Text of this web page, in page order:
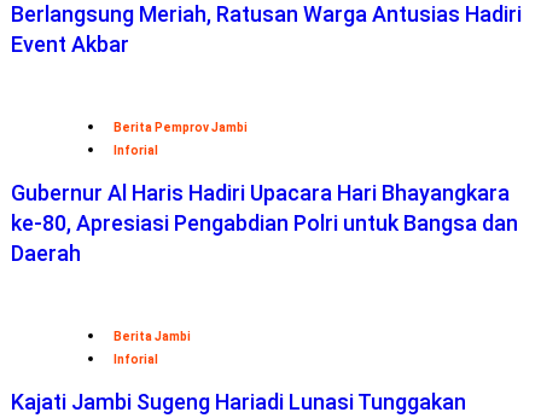
Berlangsung Meriah, Ratusan Warga Antusias Hadiri
Event Akbar
Berita Pemprov Jambi
Inforial
Gubernur Al Haris Hadiri Upacara Hari Bhayangkara
ke-80, Apresiasi Pengabdian Polri untuk Bangsa dan
Daerah
Berita Jambi
Inforial
Kajati Jambi Sugeng Hariadi Lunasi Tunggakan